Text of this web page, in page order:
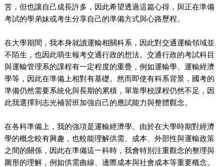
苦，但也讓自己成長許多，因此希望透過這篇心得，與正在準備
考試的學弟妹或考生分享自己的準備方式與心路歷程。
在大學期間，我本身就讀運輸相關科系，因此對交通運輸領域並
不陌生，也因此萌生報考交通行政的想法。交通行政的考試科目
與運輸管理系的課程有一定程度的重疊，例如運輸學、運輸經濟
學等，因此在準備上相對有基礎。然而即使有科系背景，國考的
準備仍然需要系統化與長期的累積，單靠學校課程仍然不足，因
此我選擇到志光補習班加強自己的應試能力與整體觀念。
在各科準備上，我的強項是運輸經濟學。由於在大學時期對經濟
學的概念較有興趣，也較能理解供需、成本、外部性與運輸政策
之間的關係，因此在準備這一科時，我會特別注重觀念的整理與
圖形的理解，例如供需曲線、邊際成本與社會成本等重要概念。